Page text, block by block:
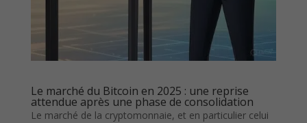
Le marché du Bitcoin en 2025 : une reprise
attendue après une phase de consolidation
Le marché de la cryptomonnaie, et en particulier celui